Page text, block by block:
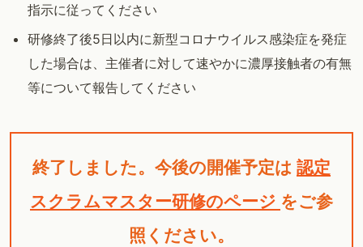
指示に従ってください
研修終了後5日以内に新型コロナウイルス感染症を発症
した場合は、主催者に対して速やかに濃厚接触者の有無
等について報告してください
終了しました。今後の開催予定は 認定
スクラムマスター研修のページ をご参
照ください。